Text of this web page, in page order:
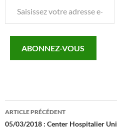
votre
mail…ABONNEZ-VOUS
Navigation
des
ARTICLE PRÉCÉDENT
05/03/2018 : Center Hospitalier